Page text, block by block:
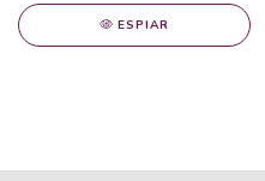
ESPIAR